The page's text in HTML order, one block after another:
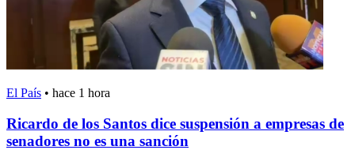
El País • hace 1 hora
Ricardo de los Santos dice suspensión a empresas de
senadores no es una sanción